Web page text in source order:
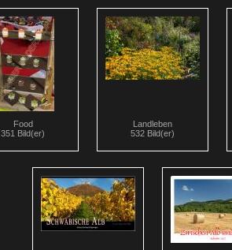
Food
351 Bild(er)
Landleben
532 Bild(er)